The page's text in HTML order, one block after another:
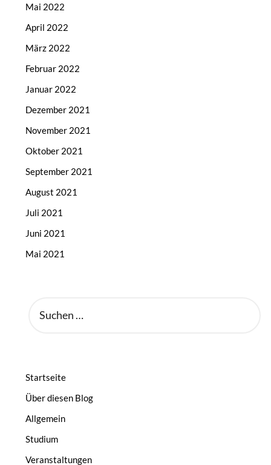
Mai 2022
April 2022
März 2022
Februar 2022
Januar 2022
Dezember 2021
November 2021
Oktober 2021
September 2021
August 2021
Juli 2021
Juni 2021
Mai 2021
NACH:
Startseite
Über diesen Blog
Allgemein
Studium
Veranstaltungen